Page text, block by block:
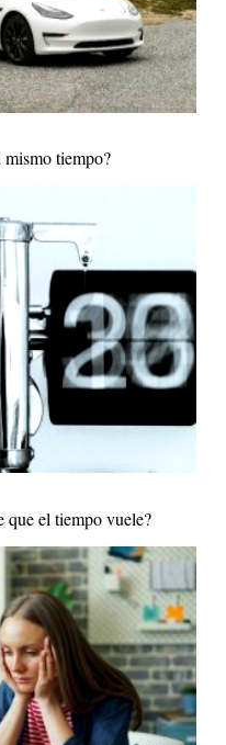
tiempo?
que el tiempo vuele?